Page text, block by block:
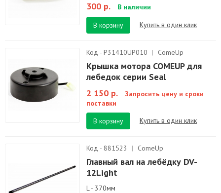
300 р.
В наличии
В корзину Купить в один клик
Код - P31410UP010 | ComeUp
Крышка мотора COMEUP для
лебедок серии Seal
2 150 р.
Запросить цену и сроки
поставки
В корзину
Купить в один клик
Код - 881523 | ComeUp
Главный вал на лебёдку DV-
12Light
L - 370мм